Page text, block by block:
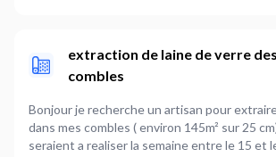
extraction de laine de verre des
combles
Bonjour je recherche un artisan pour
dans mes combles ( environ 145m² sur 25
seraient a realiser la semaine entre le 15 et